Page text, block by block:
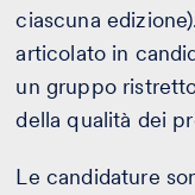
ciascuna
articolato in
un gruppo
della qualità dei
Le candidature